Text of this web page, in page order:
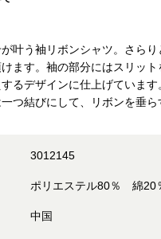
叶う袖リボンシャツ。さら
ます。袖の部分にはスリッ
るデザインに仕上げていま
つ結びにして、リボンを垂ら
3012145
ポリエステル80％ 綿20
中国